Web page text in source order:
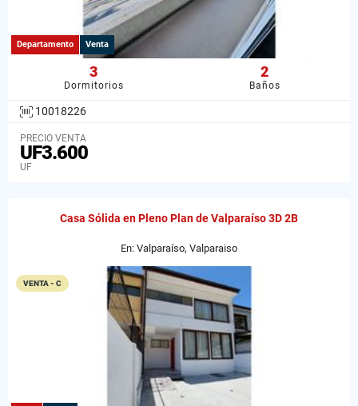
Departamento Venta
3
Dormitorios
2
Baños
10018226
PRECIO VENTA
UF3.600
UF
Casa Sólida en Pleno Plan de Valparaíso 3D 2B
En: Valparaíso, Valparaiso
VENTA - C